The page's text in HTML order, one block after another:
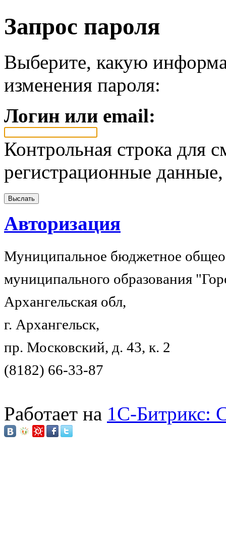
Запрос пароля
Выберите, какую
изменения пароля:
Логин или email:
Контрольная строка для
регистрационные
Авторизация
Муниципальное бюджетное
муниципального образования
Архангельская обл,
г. Архангельск,
пр. Московский, д. 43, к. 2
(8182) 66-33-87
Работает на 1C-Битрикс: